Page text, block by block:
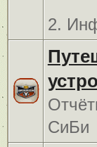
2.
СиБи